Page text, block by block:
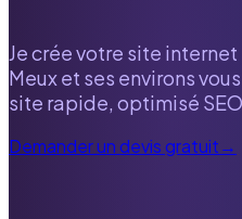
Je crée votre site
Meuxet ses environs
site rapide, optimisé
Demander un devis gratuit→